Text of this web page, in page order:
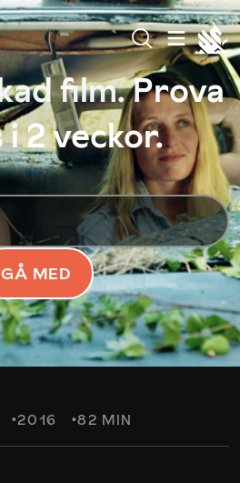
film. Prova
2 veckor.
GÅ MED
2016 82 MIN